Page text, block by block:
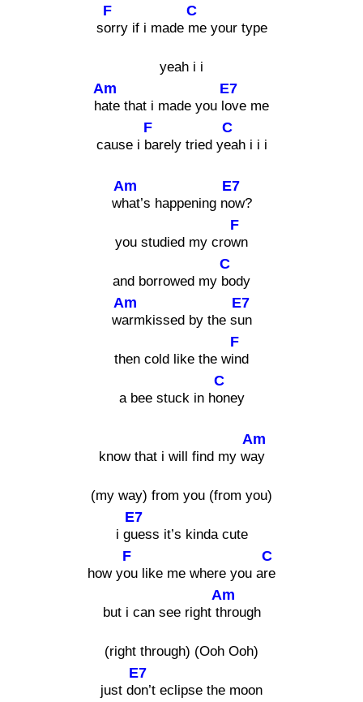
s
F
orry if i made
C
me your type
yeah i i
h
Am
ate that i made you l
E7
ove me
cause i
F
barely tried y
C
eah i i i
w
Am
hat’s happening n
E7
ow?
you studied my cro
F
wn
and borrowed my
C
body
w
Am
armkissed by the s
E7
un
then cold like the w
F
ind
a bee stuck in h
C
oney
know that i will find my w
Am
ay
(my way) from you (from you)
i g
E7
uess it’s kinda cute
how y
F
ou like me where you a
C
re
but i can see right t
Am
hrough
(right through) (Ooh Ooh)
just d
E7
on’t eclipse the moon